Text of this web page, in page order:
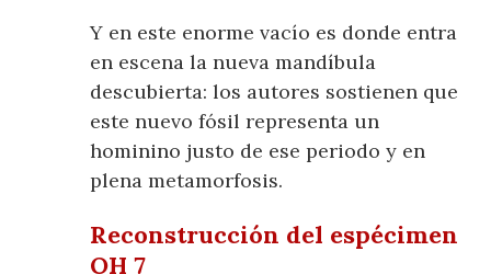
Y en este enorme vacío es donde entra
en escena la nueva mandíbula
descubierta: los autores sostienen que
este nuevo fósil representa un
hominino justo de ese periodo y en
plena metamorfosis.
Reconstrucción del espécimen
OH 7